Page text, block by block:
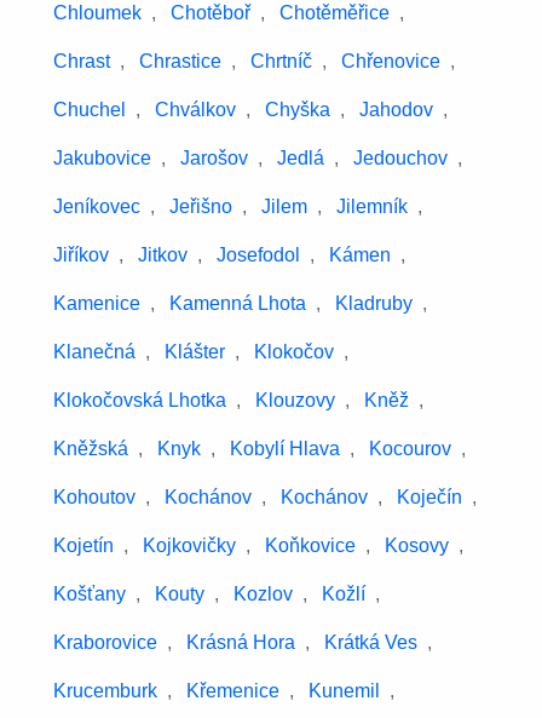
Chloumek , Chotěboř , Chotěměřice ,
Chrast , Chrastice , Chrtníč , Chřenovice ,
Chuchel , Chválkov , Chyška , Jahodov ,
Jakubovice , Jarošov , Jedlá , Jedouchov ,
Jeníkovec , Jeřišno , Jilem , Jilemník ,
Jiříkov , Jitkov , Josefodol , Kámen ,
Kamenice , Kamenná Lhota , Kladruby ,
Klanečná , Klášter , Klokočov ,
Klokočovská Lhotka , Klouzovy , Kněž ,
Kněžská , Knyk , Kobylí Hlava , Kocourov ,
Kohoutov , Kochánov , Kochánov , Koječín ,
Kojetín , Kojkovičky , Koňkovice , Kosovy ,
Košťany , Kouty , Kozlov , Kožlí ,
Kraborovice , Krásná Hora , Krátká Ves ,
Krucemburk , Křemenice , Kunemil ,